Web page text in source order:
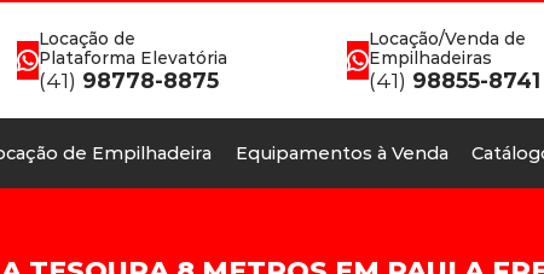
Locação de
Plataforma Elevatória
(41) 98778-8875
Locação/Venda de
Empilhadeiras
(41) 98855-8741
de Empilhadeira Equipamentos à Venda